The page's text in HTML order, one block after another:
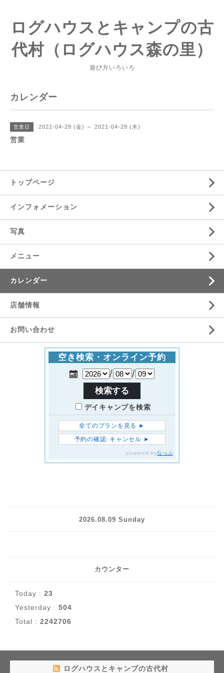
ログハウスとキャンプの古
代村（ログハウス森の里）
遊び方いろいろ
カレンダー
営業日 2022-04-29 (金) ～ 2021-04-29 (木)
営業
トップページ
インフォメーション
写真
メニュー
カレンダー
店舗情報
お問い合わせ
2026.08.09 Sunday
カウンター
Today : 23
Yesterday : 504
Total : 2242706
ログハウスとキャンプの古代村